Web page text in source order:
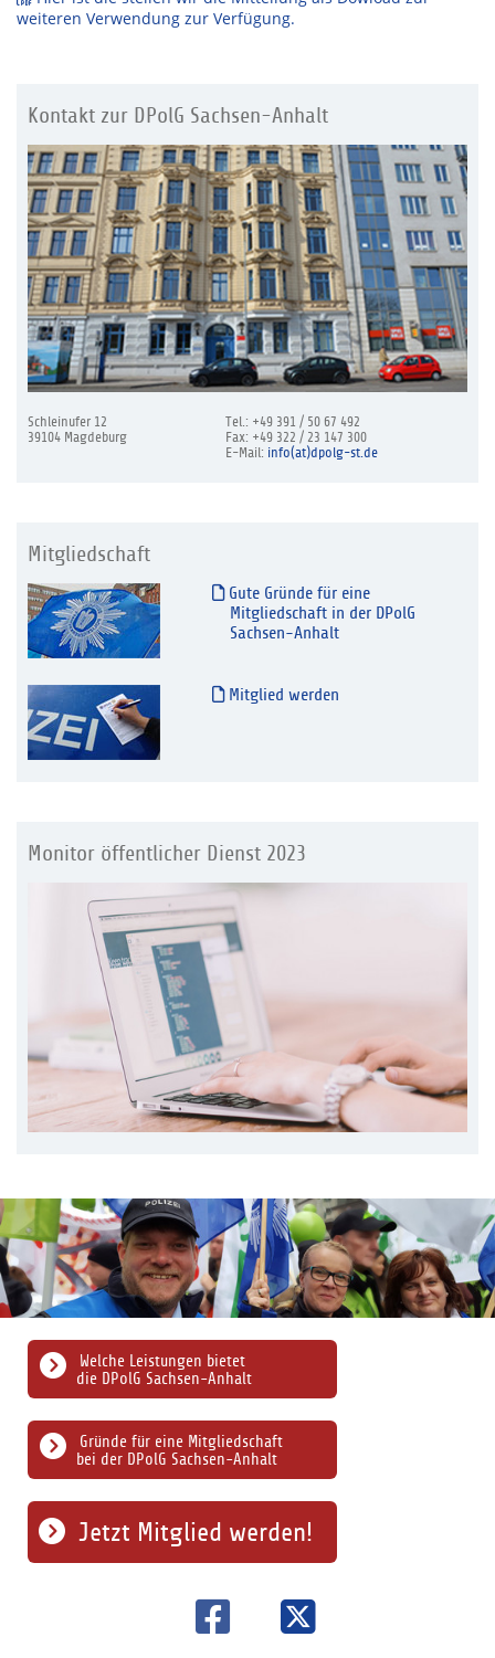
weiteren Verwendung zur Verfügung.
Kontakt zur DPolG Sachsen-Anhalt
Schleinufer 12
39104 Magdeburg
Tel.: +49 391 / 50 67 492
Fax: +49 322 / 23 147 300
E-Mail: info(at)dpolg-st.de
Mitgliedschaft
Gute Gründe für eine
Mitgliedschaft in der DPolG
Sachsen-Anhalt
Mitglied werden
Monitor öffentlicher Dienst 2023
Gründe für eine Mitgliedschaft
bei der DPolG Sachsen-Anhalt
Welche Leistungen bietet
die DPolG Sachsen-Anhalt
Jetzt Mitglied werden!